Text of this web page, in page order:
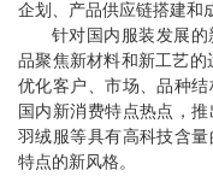
企划、产品供应链搭建和
针对国内服装发展
品聚焦新材料和新工艺
优化客户、市场、品种
国内新消费特点热点，
羽绒服等具有高科技含
特点的新风格。